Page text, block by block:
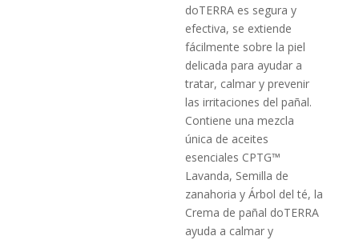
doTERRA es segura y
efectiva, se extiende
fácilmente sobre la piel
delicada para ayudar a
tratar, calmar y prevenir
las irritaciones del pañal.
Contiene una mezcla
única de aceites
esenciales CPTG™
Lavanda, Semilla de
zanahoria y Árbol del té, la
Crema de pañal doTERRA
ayuda a calmar y